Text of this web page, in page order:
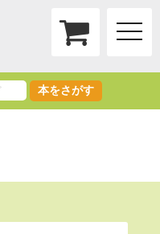
toggle
本をさがす